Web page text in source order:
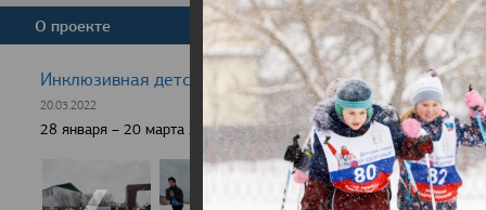
О проекте Команда Новости
Инклюзивная детская гонка "Лыжня здоровья" 2022
20.03.2022
28 января – 20 марта 2022 г., 10 населенных пунктов России,